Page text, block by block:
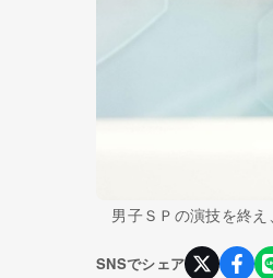
男子ＳＰの演技を終え
SNSでシェア